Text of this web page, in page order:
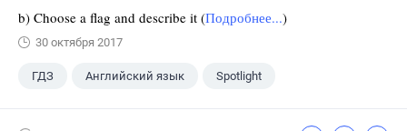
b) Choose a flag and describe it (Подробнее...)
30 октября 2017
ГДЗ Английский язык Spotlight